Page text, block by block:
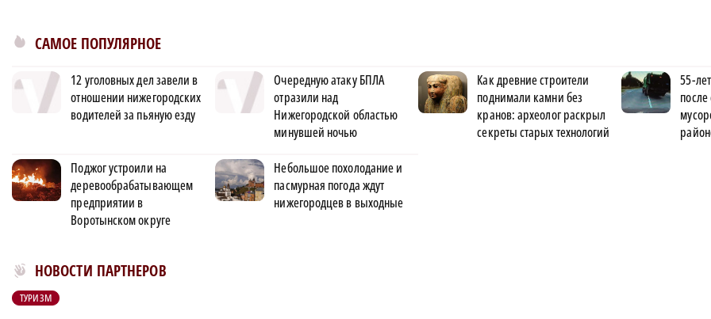
САМОЕ ПОПУЛЯРНОЕ
12 уголовных дел завели в
отношении нижегородских
водителей за пьяную езду
Очередную атаку БПЛА
отразили над
Нижегородской областью
минувшей ночью
Как древние строители
поднимали камни без
кранов: археолог раскрыл
секреты старых технологий
55-
Поджог устроили на
деревообрабатывающем
предприятии в
Воротынском округе
Небольшое похолодание и
пасмурная погода ждут
нижегородцев в выходные
НОВОСТИ ПАРТНЕРОВ
Новости МирТесен
ТУРИЗМ